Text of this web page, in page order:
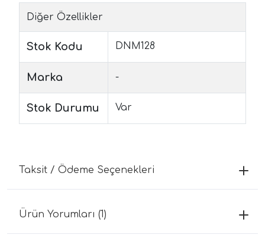
Diğer Özellikler
Stok Kodu DNM128
Marka -
Stok Durumu Var
Taksit / Ödeme Seçenekleri
Ürün Yorumları (1)